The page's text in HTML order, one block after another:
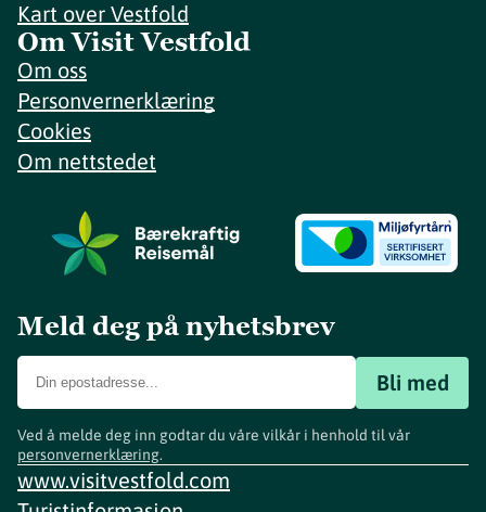
Kart over Vestfold
Om Visit Vestfold
Om oss
Personvernerklæring
Cookies
Om nettstedet
Meld deg på nyhetsbrev
Bli med
Ved å melde deg inn godtar du våre vilkår i henhold til vår
personvernerklæring.
www.visitvestfold.com